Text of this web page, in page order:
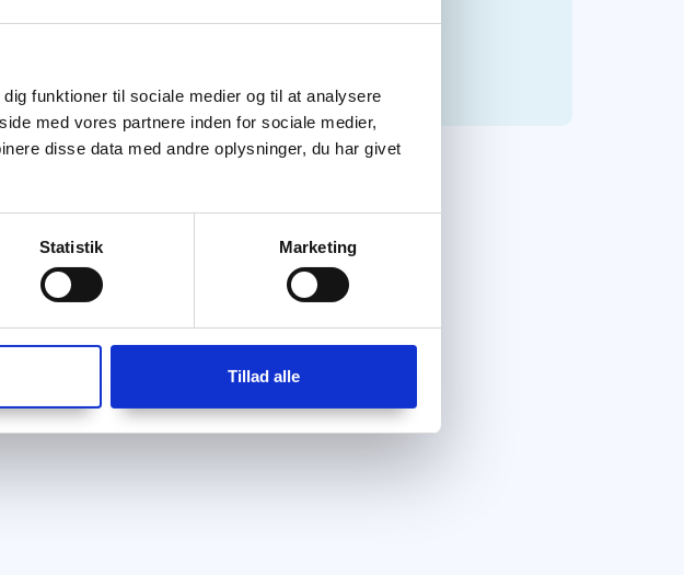
funktioner til sociale medier og til at analysere
med vores partnere inden for sociale medier,
disse data med andre oplysninger, du har givet
Statistik Marketing
Tillad alle